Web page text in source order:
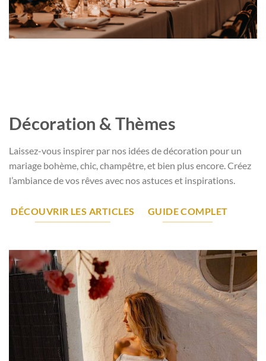
Décoration & Thèmes
Laissez-vous inspirer par nos idées de décoration pour un
mariage bohème, chic, champêtre, et bien plus encore. Créez
l’ambiance de vos rêves avec nos astuces et inspirations.
DÉCOUVRIR LES ARTICLES GUIDE COMPLET